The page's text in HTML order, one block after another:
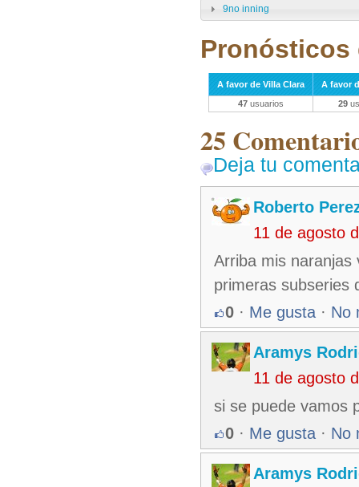
9no inning
Pronósticos
A favor de Villa Clara
A favor
47 usuarios 29
25
Deja tu
Roberto
11 de agosto
Arriba mis naranjas
primeras subseries
0 · Me gusta · No
Aramys
11 de agosto
si se puede vamos
0 · Me gusta · No
Aramys